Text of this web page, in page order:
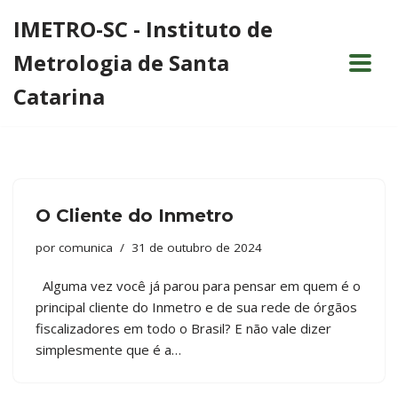
para
o
IMETRO-SC - Instituto de
Metrologia de Santa
Catarina
O Cliente do Inmetro
por comunica 31 de outubro de 2024
Alguma vez você já parou para pensar em quem é o
principal cliente do Inmetro e de sua rede de órgãos
fiscalizadores em todo o Brasil? E não vale dizer
simplesmente que é a…